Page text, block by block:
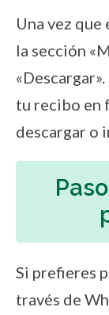
Una vez
la sección
tu recibo en
descargar o
Si prefieres
través de